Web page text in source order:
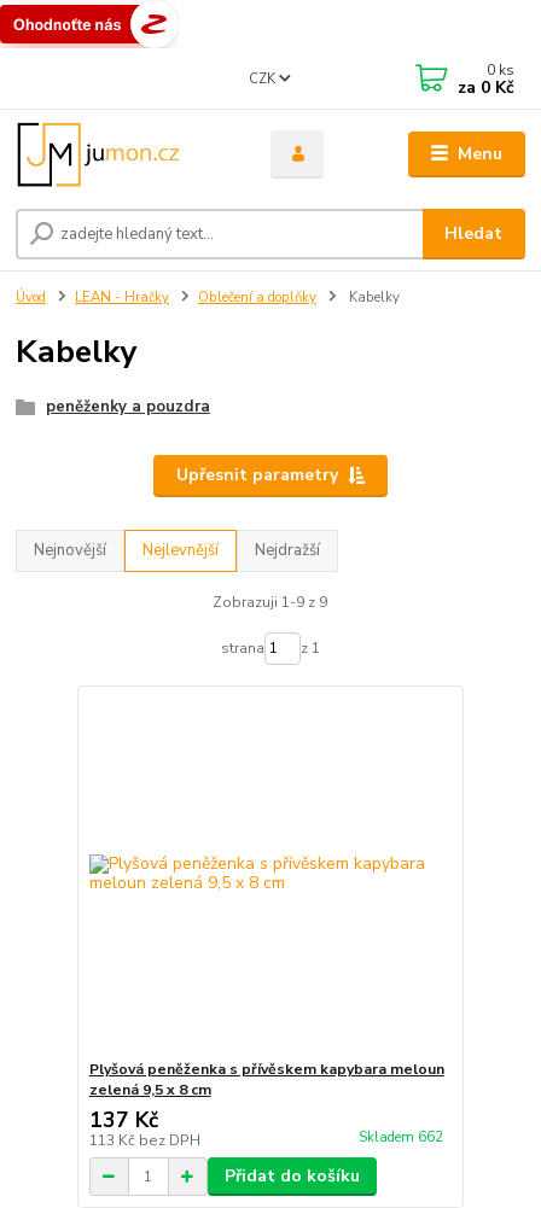
Menu
CZK
Hledat
0 ks
za 0 Kč
Úvod LEAN - Hračky Oblečení a doplňky Kabelky
Kabelky
peněženky a pouzdra
Upřesnit parametry
Nejnovější Nejlevnější Nejdražší
Zobrazuji 1-9 z 9
strana z 1
Plyšová peněženka s přívěskem kapybara meloun
zelená 9,5 x 8 cm
137 Kč
113 Kč bez DPH Skladem 662
Přidat do košíku